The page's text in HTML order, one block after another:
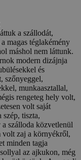
a szállodát,
magas téglakémény
máshol nem láttunk.
modern dizájnja
és
szőnyeggel,
munkaasztallal,
rengeteg hely volt,
volt saját
tiszta,
szálloda közvetlenül
volt zaj a környékről,
minden tagja
az ajkukon, még